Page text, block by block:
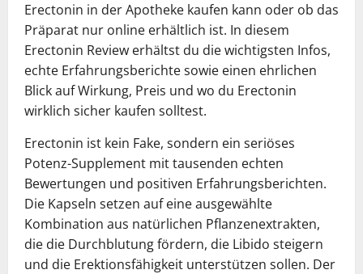
Erectonin in der Apotheke kaufen kann oder ob das
Präparat nur online erhältlich ist. In diesem
Erectonin Review erhältst du die wichtigsten Infos,
echte Erfahrungsberichte sowie einen ehrlichen
Blick auf Wirkung, Preis und wo du Erectonin
wirklich sicher kaufen solltest.
Erectonin ist kein Fake, sondern ein seriöses
Potenz-Supplement mit tausenden echten
Bewertungen und positiven Erfahrungsberichten.
Die Kapseln setzen auf eine ausgewählte
Kombination aus natürlichen Pflanzenextrakten,
die die Durchblutung fördern, die Libido steigern
und die Erektionsfähigkeit unterstützen sollen. Der